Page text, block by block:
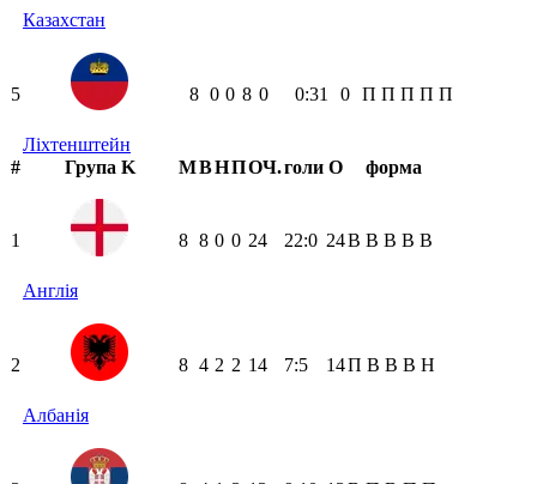
Казахстан
5
Ліхтенштейн
8 0 0 8 0 0:31 0 П П П П П
# Група K МВНПОЧ.голи О форма
1
Англія
8 8 0 0 24 22:0 24В В В В В
2
Албанія
8 4 2 2 14 7:5 14П В В В Н